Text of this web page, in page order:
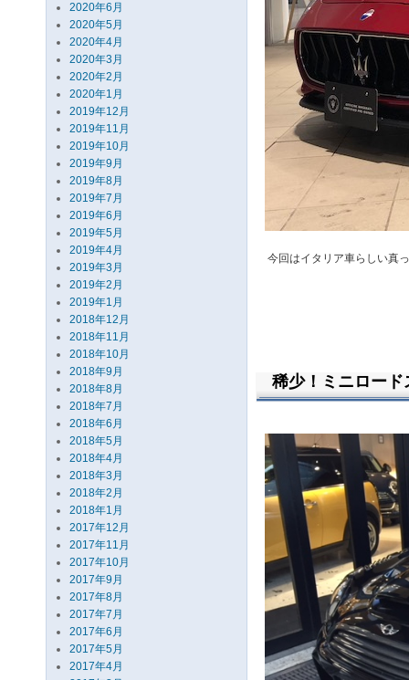
2020年6月
2020年5月
2020年4月
2020年3月
2020年2月
2020年1月
2019年12月
2019年11月
2019年10月
2019年9月
2019年8月
2019年7月
2019年6月
2019年5月
2019年4月
2019年3月
2019年2月
2019年1月
2018年12月
2018年11月
2018年10月
2018年9月
2018年8月
2018年7月
2018年6月
2018年5月
2018年4月
2018年3月
2018年2月
2018年1月
2017年12月
2017年11月
2017年10月
2017年9月
2017年8月
2017年7月
2017年6月
2017年5月
2017年4月
今回はイタリア車らしい真
稀少！ミニロー